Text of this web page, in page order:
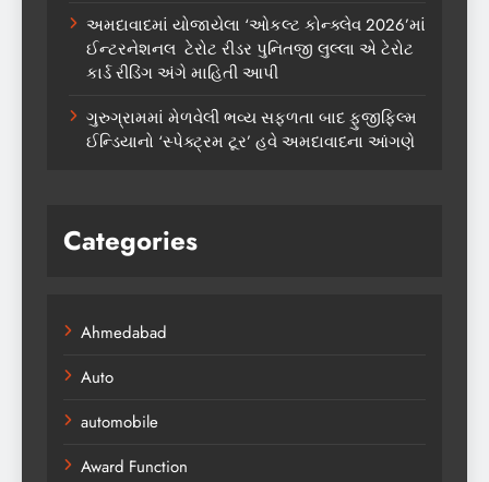
અમદાવાદમાં યોજાયેલા ‘ઓકલ્ટ કોન્ક્લેવ 2026’માં
ઈન્ટરનેશનલ ટેરોટ રીડર પુનિતજી લુલ્લા એ ટેરોટ
કાર્ડ રીડિંગ અંગે માહિતી આપી
ગુરુગ્રામમાં મેળવેલી ભવ્ય સફળતા બાદ ફુજીફિલ્મ
ઈન્ડિયાનો ‘સ્પેક્ટ્રમ ટૂર’ હવે અમદાવાદના આંગણે
Categories
Ahmedabad
Auto
automobile
Award Function